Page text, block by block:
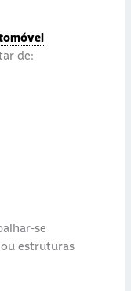
de:
se
estruturas